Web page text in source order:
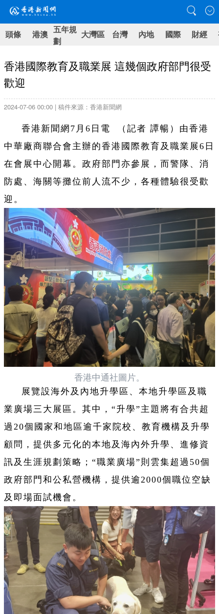
頭條 港澳 五年規
劃
大灣區 台灣 內地 國際 財經
香港國際教育及職業展 這幾個政府部門很受
歡迎
2024-07-06 00:00 | 稿件來源：香港新聞網
香港新聞網7月6日電 （記者 譚暢）由香港
中華廠商聯合會主辦的香港國際教育及職業展6日
在會展中心開幕。政府部門亦參展，而警隊、消
防處、海關等攤位前人流不少，各種體驗很受歡
迎。
香港中通社圖片。
展覽設海外及內地升學區、本地升學區及職
業廣場三大展區。其中，“升學”主題將有合共超
過20個國家和地區逾千家院校、教育機構及升學
顧問，提供多元化的本地及海內外升學、進修資
訊及生涯規劃策略；“職業廣場”則雲集超過50個
政府部門和公私營機構，提供逾2000個職位空缺
及即場面試機會。